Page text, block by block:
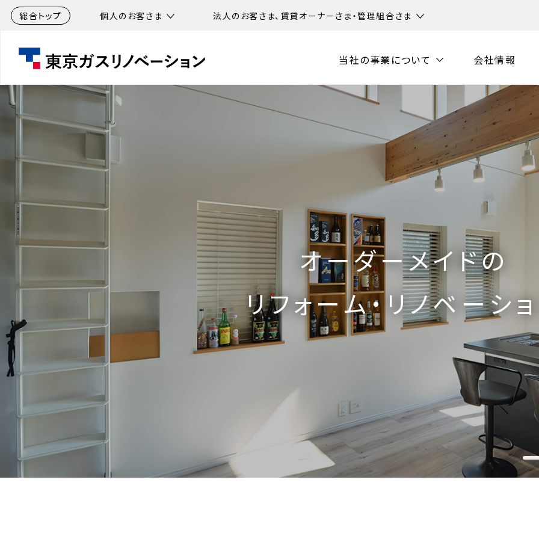
総合トップ 個人のお客さま 法人のお客さま、賃貸オーナーさま・管理組合さま
当社の事業について 会社情報
マ ンションの買 取再